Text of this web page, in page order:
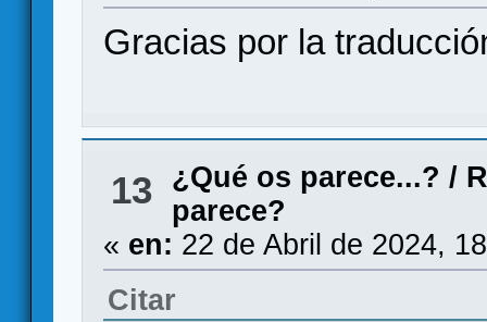
Gracias por la
13 ¿Qué os parece...? /
parece?
« en: 22 de Abril de 2024,
Citar